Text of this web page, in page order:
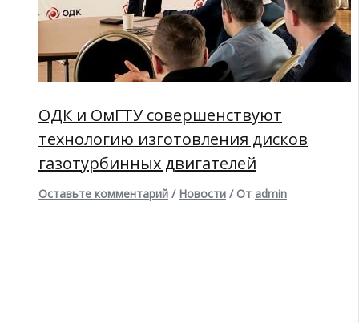
ОДК и ОмГТУ совершенствуют
технологию изготовления дисков
газотурбинных двигателей
Оставьте комментарий / Новости / От admin